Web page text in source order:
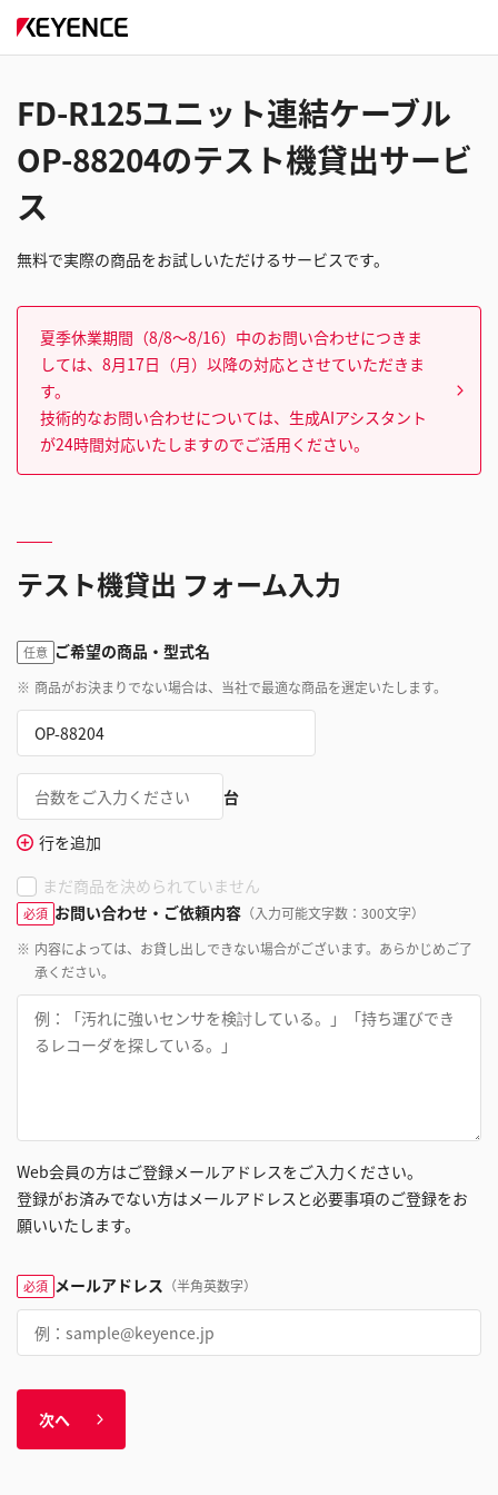
FD-R125ユニット連結ケーブル
OP-88204のテスト機貸出サービ
ス
無料で実際の商品をお試しいただけるサービスです。
夏季休業期間（8/8～8/16）中のお問い合わせにつきま
しては、8月17日（月）以降の対応とさせていただきま
す。
技術的なお問い合わせについては、生成AIアシスタント
が24時間対応いたしますのでご活用ください。
テスト機貸出 フォーム入力
任意 ご希望の商品・型式名
※ 商品がお決まりでない場合は、当社で最適な商品を選定いたします。
台
行を追加
まだ商品を決められていません
必須 お問い合わせ・ご依頼内容 （入力可能文字数：300文字）
※ 内容によっては、お貸し出しできない場合がございます。あらかじめご了
承ください。
Web会員の方はご登録メールアドレスをご入力ください。
登録がお済みでない方はメールアドレスと必要事項のご登録をお
願いいたします。
必須 メールアドレス （半角英数字）
次へ